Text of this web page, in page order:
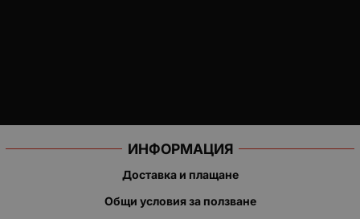
ИНФОРМАЦИЯ
Доставка и плащане
Общи условия за ползване